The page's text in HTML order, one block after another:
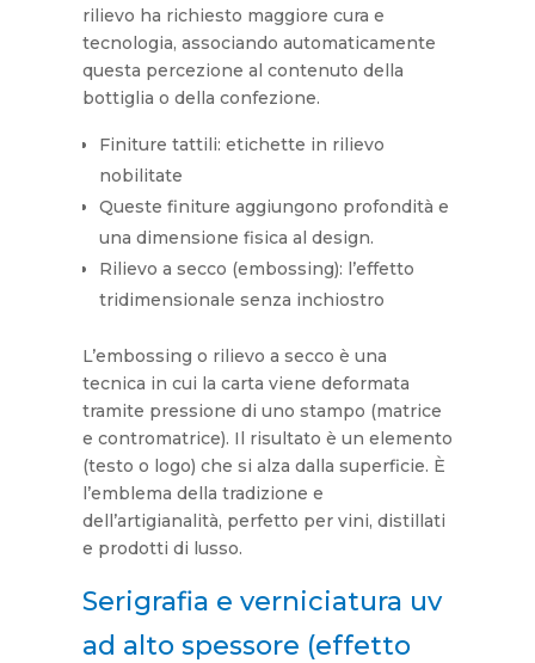
rilievo ha richiesto maggiore cura e
tecnologia, associando automaticamente
questa percezione al contenuto della
bottiglia o della confezione.
Finiture tattili: etichette in rilievo
nobilitate
Queste finiture aggiungono profondità e
una dimensione fisica al design.
Rilievo a secco (embossing): l’effetto
tridimensionale senza inchiostro
L’embossing o rilievo a secco è una
tecnica in cui la carta viene deformata
tramite pressione di uno stampo (matrice
e contromatrice). Il risultato è un elemento
(testo o logo) che si alza dalla superficie. È
l’emblema della tradizione e
dell’artigianalità, perfetto per vini, distillati
e prodotti di lusso.
Serigrafia e verniciatura uv
ad alto spessore (effetto